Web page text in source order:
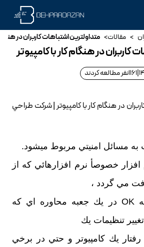
> مقالات> متداولترين اشتباهات كاربران در
كاربران در هنگام کار با کامپيوتر
1161نفر مطالعه کردند
در هنگام کار با کامپيوتر | شرکت طراحي
به مسائل امنيتي مربوط ميشود.
خصوصأ نرم افزارهائي كه از
مي گردد ،
كليك بر روي دكمه OK در يك جعبه محاوره اي كه
تنظيمات يك
رفتار يك كامپيوتر و حتي در برخي